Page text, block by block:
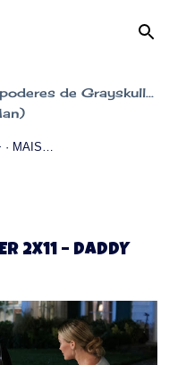
de Grayskull...
MAIS…
2X11 – DADDY